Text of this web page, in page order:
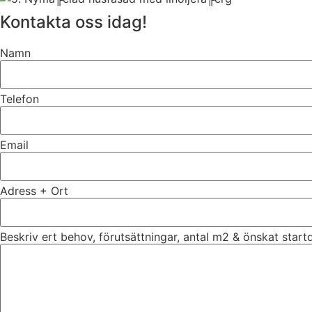
Kontakta oss idag!
Namn
Telefon
Email
Adress + Ort
Beskriv ert behov, förutsättningar, antal m2 & önskat